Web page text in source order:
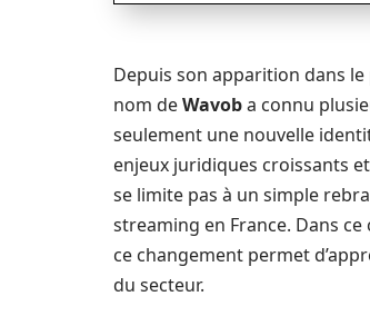
Depuis son apparition dans
nom deWavoba connu
seulement une nouvelle
enjeux juridiques croissants
se limite pas à un simple
streaming en France. Dans
ce changement permet
du secteur.